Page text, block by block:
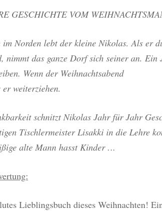
GESCHICHTE VOM
im Norden lebt der kleine Nikolas. Als er
nimmt das ganze Dorf sich seiner an.
Wenn der Weihnachtsabend
weiterziehen.
schnitzt Nikolas Jahr für Jahr
Tischlermeister Lisakki in die Lehre
alte Mann hasst Kinder ...
Lieblingsbuch dieses Weihnachten!